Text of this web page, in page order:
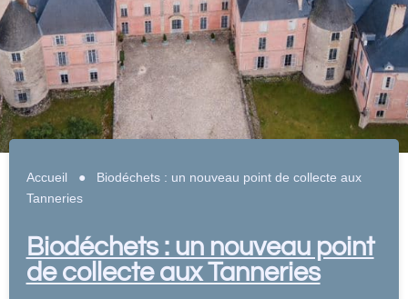
Accueil ● Biodéchets : un nouveau point de collecte aux
Tanneries
Biodéchets : un nouveau point
de collecte aux Tanneries